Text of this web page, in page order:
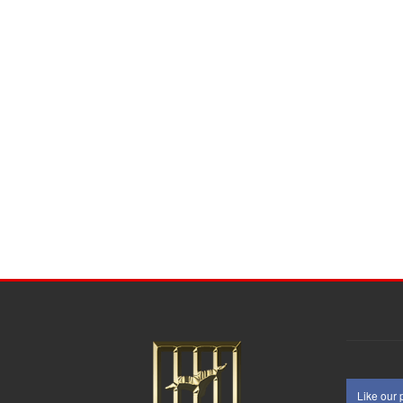
Like our